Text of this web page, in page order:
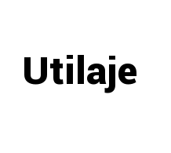
Utilaje